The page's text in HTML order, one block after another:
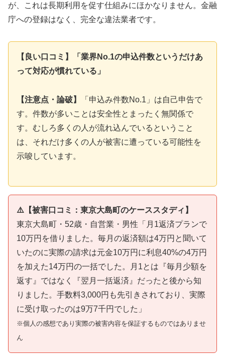
が、これは長期利用を促す仕組みにほかなりません。金融
庁への登録はなく、完全な違法業者です。
【良い口コミ】「業界No.1の申込件数というだけあ
って対応が慣れている」
【注意点・論破】
「申込み件数No.1」は自己申告で
す。件数が多いことは安全性とまったく無関係で
す。むしろ多くの人が流れ込んでいるということ
は、それだけ多くの人が被害に遭っている可能性を
示唆しています。
⚠️【被害口コミ：東京大島町のケーススタディ】
東京大島町・52歳・自営業・男性「月1返済プランで
10万円を借りました。毎月の返済額は4万円と聞いて
いたのに実際の請求は元金10万円に利息40%の4万円
を加えた14万円の一括でした。月1とは『毎月少額を
返す』ではなく『翌月一括返済』だったと後から知
りました。手数料3,000円も先引きされており、実際
に受け取ったのは9万7千円でした」
※個人の感想であり実際の被害内容を保証するものではありませ
ん